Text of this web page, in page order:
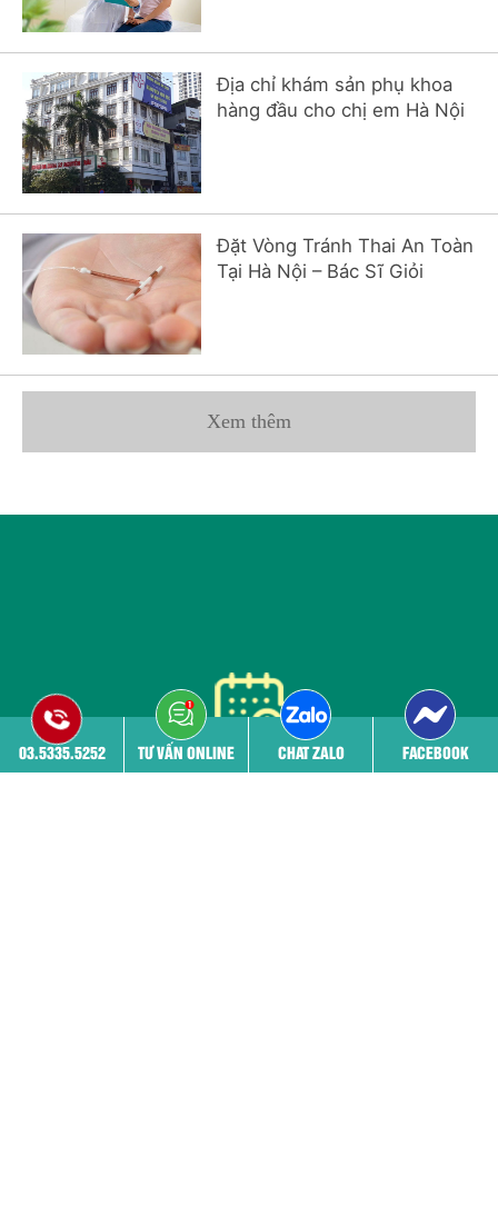
Địa chỉ khám sản phụ khoa
hàng đầu cho chị em Hà Nội
Đặt Vòng Tránh Thai An Toàn
Tại Hà Nội – Bác Sĩ Giỏi
Xem thêm
Mở cửa: 8h - 20h00
03.5335.5252 TƯ VẤN ONLINE CHAT ZALO FACEBOOK